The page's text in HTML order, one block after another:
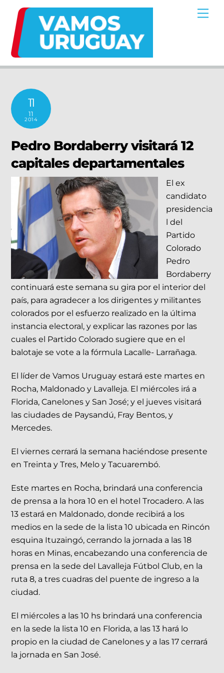
content
11
11
2014
Pedro Bordaberry visitará 12
capitales departamentales
El ex
candidato
presidencia
l del
Partido
Colorado
Pedro
Bordaberry
continuará este semana su gira por el interior del
país, para agradecer a los dirigentes y militantes
colorados por el esfuerzo realizado en la última
instancia electoral, y explicar las razones por las
cuales el Partido Colorado sugiere que en el
balotaje se vote a la fórmula Lacalle- Larrañaga.
El líder de Vamos Uruguay estará este martes en
Rocha, Maldonado y Lavalleja. El miércoles irá a
Florida, Canelones y San José; y el jueves visitará
las ciudades de Paysandú, Fray Bentos, y
Mercedes.
El viernes cerrará la semana haciéndose presente
en Treinta y Tres, Melo y Tacuarembó.
Este martes en Rocha, brindará una conferencia
de prensa a la hora 10 en el hotel Trocadero. A las
13 estará en Maldonado, donde recibirá a los
medios en la sede de la lista 10 ubicada en Rincón
esquina Ituzaingó, cerrando la jornada a las 18
horas en Minas, encabezando una conferencia de
prensa en la sede del Lavalleja Fútbol Club, en la
ruta 8, a tres cuadras del puente de ingreso a la
ciudad.
El miércoles a las 10 hs brindará una conferencia
en la sede la lista 10 en Florida, a las 13 hará lo
propio en la ciudad de Canelones y a las 17 cerrará
la jornada en San José.